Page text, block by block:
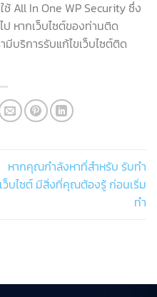
All In One WP Security ซึ่ง
ป หากเว็บไซต์ของท่านติด
มีบริการรับแก้ไขเว็บไซต์ติด
หากคุณกำลังหาที่สำหรับ รับทำ
เว็บไซต์ มีสิ่งที่คุณต้องรู้ ก่อนเริ่ม
ทำ